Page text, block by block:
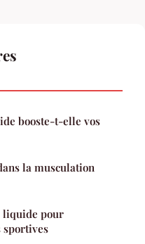
booste-t-elle vos
la musculation
liquide pour
sportives